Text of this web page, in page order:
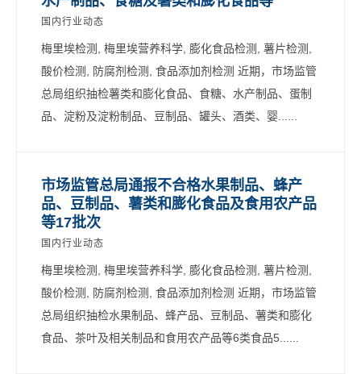
国内行业动态
梅里埃检测, 梅里埃营养科学, 膨化食品检测, 薯片检测,
酸价检测, 防腐剂检测, 食品添加剂检测 近期，市场监管
总局组织抽检薯类和膨化食品、食糖、水产制品、蛋制
品、淀粉及淀粉制品、豆制品、罐头、酒类、婴......
市场监管总局通报不合格水果制品、蜂产
品、豆制品、薯类和膨化食品及食用农产品
等17批次
国内行业动态
梅里埃检测, 梅里埃营养科学, 膨化食品检测, 薯片检测,
酸价检测, 防腐剂检测, 食品添加剂检测 近期，市场监管
总局组织抽检水果制品、蜂产品、豆制品、薯类和膨化
食品、茶叶及相关制品和食用农产品等6类食品5......